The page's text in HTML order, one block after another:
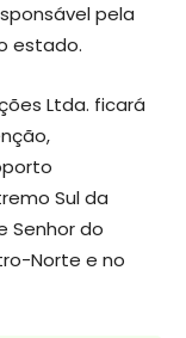
pela
estado.
Ltda. ficará
Sul da
Senhor do
Norte e no